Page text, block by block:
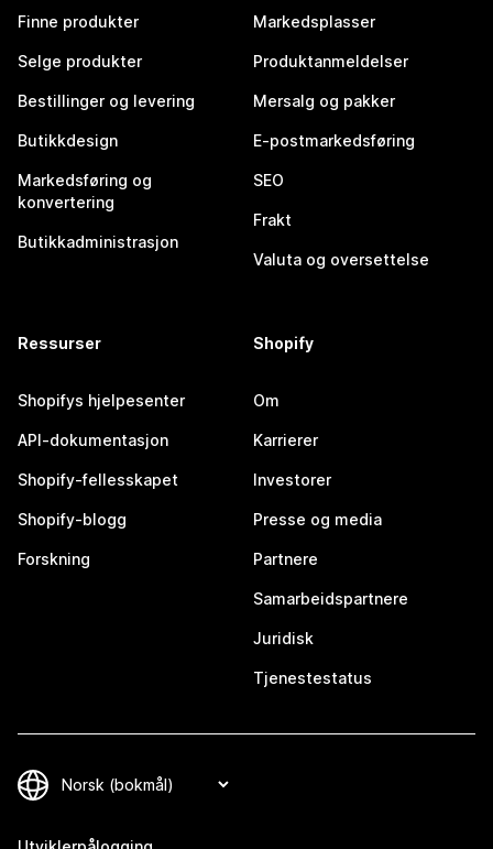
Finne produkter
Selge produkter
Bestillinger og levering
Butikkdesign
Markedsføring og
konvertering
Butikkadministrasjon
Markedsplasser
Produktanmeldelser
Mersalg og pakker
E-postmarkedsføring
SEO
Frakt
Valuta og oversettelse
Ressurser
Shopifys hjelpesenter
API-dokumentasjon
Shopify-fellesskapet
Shopify-blogg
Forskning
Shopify
Om
Karrierer
Investorer
Presse og media
Partnere
Samarbeidspartnere
Juridisk
Tjenestestatus